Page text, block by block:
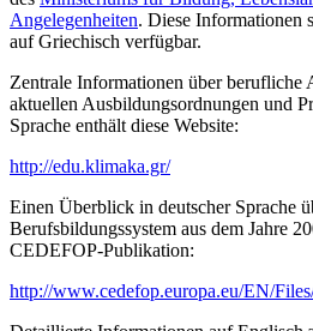
Angelegenheiten. Diese Informationen
auf Griechisch verfügbar.
Zentrale Informationen über berufliche
aktuellen Ausbildungsordnungen und
Sprache enthält diese Website:
http://edu.klimaka.gr/
Einen Überblick in deutscher Sprache
Berufsbildungssystem aus dem Jahre
CEDEFOP-Publikation:
http://www.cedefop.europa.eu/EN/